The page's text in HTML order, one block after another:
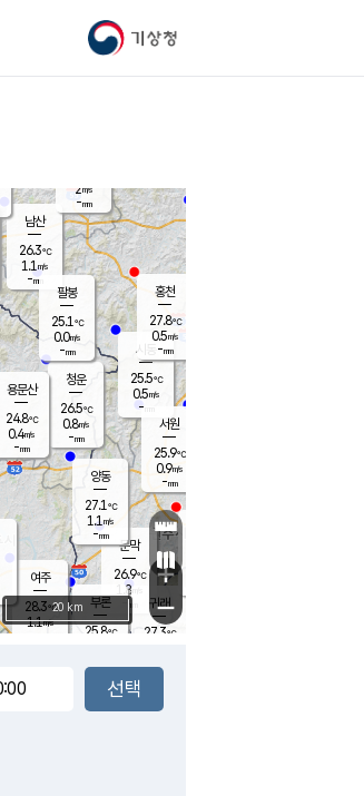
기상청
문막
26.9℃
1.8
mm
부론
25.8℃
남산
26.3℃
1.1 m/s
-mm
청운
26.5℃
0.8m/s
-mm
팔봉
25.1℃
0.0m/s
-mm
여주
28.3℃
1.1m/s
양동
27.1℃
1.1m/s
-mm
장호원
시동
25.5℃
0.5m/s
- mm
귀래
27.3℃
서원
25.9℃
0.9m/s
-mm
용문산
24.8℃
0.4m/s
-mm
홍천
27.8℃
0.5m/s
-mm
2m/s
-mm
+
−
20 km